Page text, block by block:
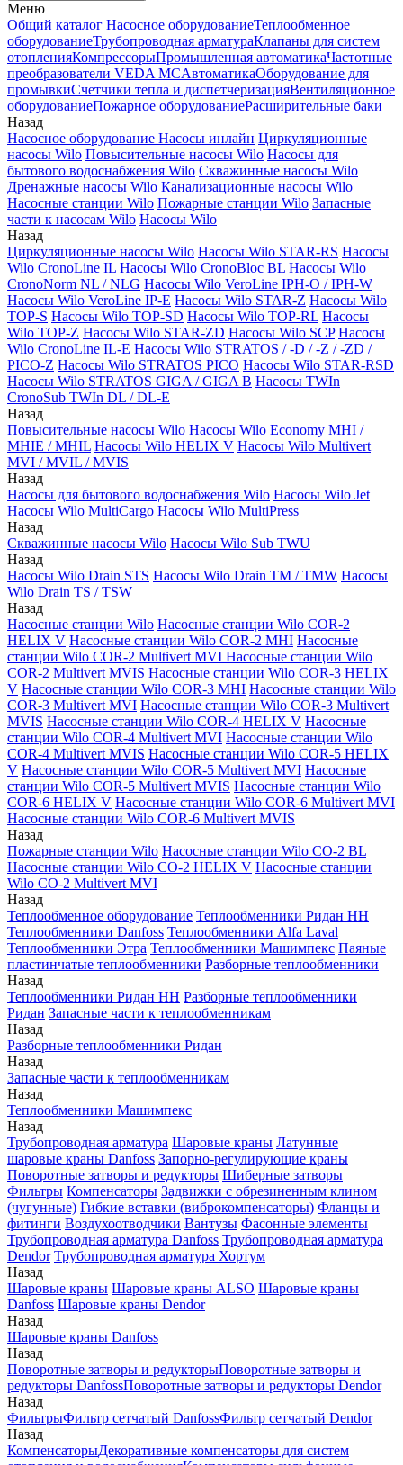
Меню
Общий каталог Насосное оборудованиеТеплообменное
оборудованиеТрубопроводная арматураКлапаны для систем
отопленияКомпрессорыПромышленная автоматикаЧастотные
преобразователи VEDA MCАвтоматикаОборудование для
промывкиСчетчики тепла и диспетчеризацияВентиляционное
оборудованиеПожарное оборудованиеРасширительные баки
Назад
Насосное оборудование Насосы инлайн Циркуляционные
насосы Wilo Повысительные насосы Wilo Насосы для
бытового водоснабжения Wilo Скважинные насосы Wilo
Дренажные насосы Wilo Канализационные насосы Wilo
Насосные станции Wilo Пожарные станции Wilo Запасные
части к насосам Wilo Насосы Wilo
Назад
Циркуляционные насосы Wilo Насосы Wilo STAR-RS Насосы
Wilo CronoLine IL Насосы Wilo CronoBloc BL Насосы Wilo
CronoNorm NL / NLG Насосы Wilo VeroLine IPH-O / IPH-W
Насосы Wilo VeroLine IP-E Насосы Wilo STAR-Z Насосы Wilo
TOP-S Насосы Wilo TOP-SD Насосы Wilo TOP-RL Насосы
Wilo TOP-Z Насосы Wilo STAR-ZD Насосы Wilo SCP Насосы
Wilo CronoLine IL-E Насосы Wilo STRATOS / -D / -Z / -ZD /
PICO-Z Насосы Wilo STRATOS PICO Насосы Wilo STAR-RSD
Насосы Wilo STRATOS GIGA / GIGA B Насосы TWIn
CronoSub TWIn DL / DL-E
Назад
Повысительные насосы Wilo Насосы Wilo Economy MHI /
MHIE / MHIL Насосы Wilo HELIX V Насосы Wilo Multivert
MVI / MVIL / MVIS
Назад
Насосы для бытового водоснабжения Wilo Насосы Wilo Jet
Насосы Wilo MultiCargo Насосы Wilo MultiPress
Назад
Скважинные насосы Wilo Насосы Wilo Sub TWU
Назад
Насосы Wilo Drain STS Насосы Wilo Drain TM / TMW Насосы
Wilo Drain TS / TSW
Назад
Насосные станции Wilo Насосные станции Wilo COR-2
HELIX V Насосные станции Wilo COR-2 MHI Насосные
станции Wilo COR-2 Multivert MVI Насосные станции Wilo
COR-2 Multivert MVIS Насосные станции Wilo COR-3 HELIX
V Насосные станции Wilo COR-3 MHI Насосные станции Wilo
COR-3 Multivert MVI Насосные станции Wilo COR-3 Multivert
MVIS Насосные станции Wilo COR-4 HELIX V Насосные
станции Wilo COR-4 Multivert MVI Насосные станции Wilo
COR-4 Multivert MVIS Насосные станции Wilo COR-5 HELIX
V Насосные станции Wilo COR-5 Multivert MVI Насосные
станции Wilo COR-5 Multivert MVIS Насосные станции Wilo
COR-6 HELIX V Насосные станции Wilo COR-6 Multivert MVI
Насосные станции Wilo COR-6 Multivert MVIS
Назад
Пожарные станции Wilo Насосные станции Wilo CO-2 BL
Насосные станции Wilo CO-2 HELIX V Насосные станции
Wilo CO-2 Multivert MVI
Назад
Теплообменное оборудование Теплообменники Ридан НН
Теплообменники Danfoss Теплообменники Alfa Laval
Теплообменники Этра Теплообменники Машимпекс Паяные
пластинчатые теплообменники Разборные теплообменники
Назад
Теплообменники Ридан НН Разборные теплообменники
Ридан Запасные части к теплообменникам
Назад
Разборные теплообменники Ридан
Назад
Запасные части к теплообменникам
Назад
Теплообменники Машимпекс
Назад
Трубопроводная арматура Шаровые краны Латунные
шаровые краны Danfoss Запорно-регулирующие краны
Поворотные затворы и редукторы Шиберные затворы
Фильтры Компенсаторы Задвижки с обрезиненным клином
(чугунные) Гибкие вставки (виброкомпенсаторы) Фланцы и
фитинги Воздухоотводчики Вантузы Фасонные элементы
Трубопроводная арматура Danfoss Трубопроводная арматура
Dendor Трубопроводная арматура Хортум
Назад
Шаровые краны Шаровые краны ALSO Шаровые краны
Danfoss Шаровые краны Dendor
Назад
Шаровые краны Danfoss
Назад
Поворотные затворы и редукторыПоворотные затворы и
редукторы DanfossПоворотные затворы и редукторы Dendor
Назад
ФильтрыФильтр сетчатый DanfossФильтр сетчатый Dendor
Назад
КомпенсаторыДекоративные компенсаторы для систем